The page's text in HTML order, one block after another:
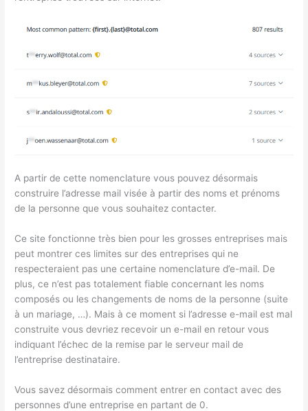
A partir de cette nomenclature vous pouvez désormais
construire l’adresse mail visée à partir des noms et prénoms
de la personne que vous souhaitez contacter.
Ce site fonctionne très bien pour les grosses entreprises mais
peut montrer ces limites sur des entreprises qui ne
respecteraient pas une certaine nomenclature d’e-mail. De
plus, ce n’est pas totalement fiable concernant les noms
composés ou les changements de noms de la personne (suite
à un mariage, …). Mais à ce moment si l’adresse e-mail est mal
construite vous devriez recevoir un e-mail en retour vous
indiquant l’échec de la remise par le serveur mail de
l’entreprise destinataire.
Vous savez désormais comment entrer en contact avec des
personnes d’une entreprise en partant de 0.